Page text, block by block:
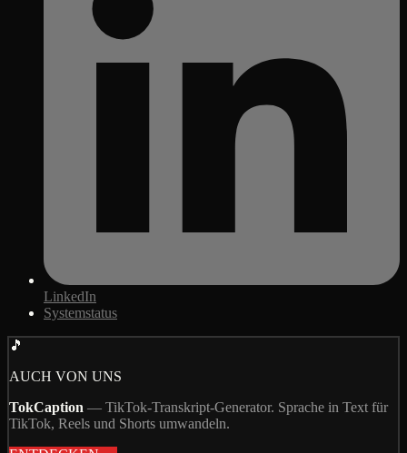
LinkedIn
Systemstatus
🎵
AUCH VON UNS
TokCaption — TikTok-Transkript-Generator. Sprache in Text für
TikTok, Reels und Shorts umwandeln.